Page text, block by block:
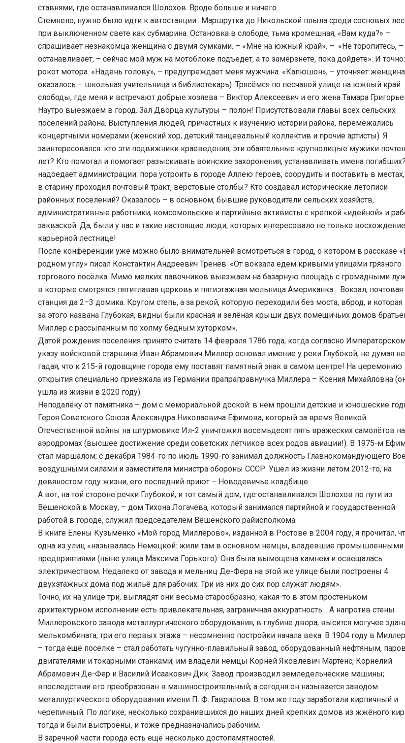
ставнями, где останавливался Шолохов. Вроде больше и ничего…
Стемнело, нужно было идти к автостанции.. Маршрутка до Никольской плыла среди сосновых
при выключенном свете как субмарина. Остановка в слободе; тьма кромешная; «Вам куда?» –
спрашивает незнакомца женщина с двумя сумками. – «Мне на южный край». – «Не торопитесь, –
останавливает, – сейчас мой муж на мотоблоке подъедет, а то замёрзнете, пока дойдёте». И точно:
рокот мотора. «Надень голову», – предупреждает меня мужчина. «Капюшон», – уточняет
оказалось – школьная учительница и библиотекарь). Трясёмся по песчаной улице на южный край
слободы, где меня и встречают добрые хозяева – Виктор Алексеевич и его жена Тамара
Наутро выезжаем в город. Зал Дворца культуры – полон! Присутствовали главы всех сельских
поселений района. Выступления людей, причастных к изучению истории района, перемежались
концертными номерами (женский хор, детский танцевальный коллектив и прочие артисты). Я
заинтересовался: кто эти подвижники краеведения, эти обаятельные крупнолицые мужики
лет? Кто помогал и помогает разыскивать воинские захоронения, устанавливать имена
надоедает администрации: пора устроить в городе Аллею героев, соорудить и поставить в
в старину проходил почтовый тракт, верстовые столбы? Кто создавал исторические летописи
районных поселений? Оказалось – в основном, бывшие руководители сельских хозяйств,
административные работники, комсомольские и партийные активисты с крепкой «идейной» и
закваской. Да, были у нас и такие настоящие люди, которых интересовало не только
карьерной лестнице!
После конференции уже можно было внимательней всмотреться в город, о котором в рассказе
родном углу» писал Константин Андреевич Тренёв: «От вокзала едем кривыми улицами грязного
торгового посёлка. Мимо мелких лавочников выезжаем на базарную площадь с громадными
в которые смотрятся пятиглавая церковь и пятиэтажная мельница Американка… Вокзал, почтовая
станция да 2–3 домика. Кругом степь, а за рекой, которую переходили без моста, вброд, и которая
за этого названа Глубокая, видны были красная и зелёная крыши двух помещичьих домов
Миллер с рассыпанным по холму бедным хуторком».
Датой рождения поселения принято считать 14 февраля 1786 года, когда согласно
указу войсковой старшина Иван Абрамович Миллер основал имение у реки Глубокой, не думая не
гадая, что к 215-й годовщине города ему поставят памятный знак в самом центре! На церемонию
открытия специально приезжала из Германии прапраправнучка Миллера – Ксения Михайловна
ушла из жизни в 2020 году).
Неподалёку от памятника – дом с мемориальной доской: в нём прошли детские и юношеские
Героя Советского Союза Александра Николаевича Ефимова, который за время Великой
Отечественной войны на штурмовике Ил-2 уничтожил восемьдесят пять вражеских самолётов на
аэродромах (высшее достижение среди советских лётчиков всех родов авиации!). В 1975-м
стал маршалом; с декабря 1984-го по июль 1990-го занимал должность Главнокомандующего
воздушными силами и заместителя министра обороны СССР. Ушёл из жизни летом 2012-го, на
девяностом году жизни, его последний приют – Новодевичье кладбище.
А вот, на той стороне речки Глубокой, и тот самый дом, где останавливался Шолохов по пути из
Вёшенской в Москву, – дом Тихона Логачёва, который занимался партийной и государственной
работой в городе, служил председателем Вёшенского райисполкома.
В книге Елены Кузьменко «Мой город Миллерово», изданной в Ростове в 2004 году, я прочитал,
одна из улиц «называлась Немецкой: жили там в основном немцы, владевшие промышленными
предприятиями (ныне улица Максима Горького). Она была вымощена камнем и освещалась
электричеством. Недалеко от завода и мельниц Де-Фера на этой же улице были построены 4
двухэтажных дома под жильё для рабочих. Три из них до сих пор служат людям».
Точно, их на улице три, выглядят они весьма старообразно; какая-то в этом простеньком
архитектурном исполнении есть привлекательная, заграничная аккуратность… А напротив стены
Миллеровского завода металлургического оборудования, в глубине двора, высится могучее
мелькомбината; три его первых этажа – несомненно постройки начала века. В 1904 году в
– тогда ещё посёлке – стал работать чугунно-плавильный завод, оборудованный нефтяным,
двигателями и токарными станками; им владели немцы Корней Яковлевич Мартенс, Корнелий
Абрамович Де-Фер и Василий Исаакович Дик. Завод производил земледельческие машины;
впоследствии его преобразован в машиностроительный; а сегодня он называется заводом
металлургического оборудования имени П. Ф. Гаврилова. В том же году заработали кирпичный и
черепичный. По логике, несколько сохранившихся до наших дней крепких домов из жжёного
тогда и были выстроены, и тоже предназначались рабочим.
В заречной части города есть ещё несколько достопамятностей.